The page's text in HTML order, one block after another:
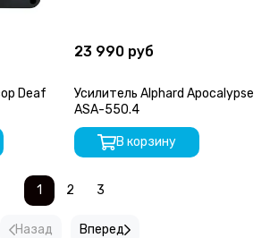
Deaf
23 990 руб
Усилитель Alphard Apocalypse
ASA-550.4
В корзину
Назад
1 2 3
Вперед